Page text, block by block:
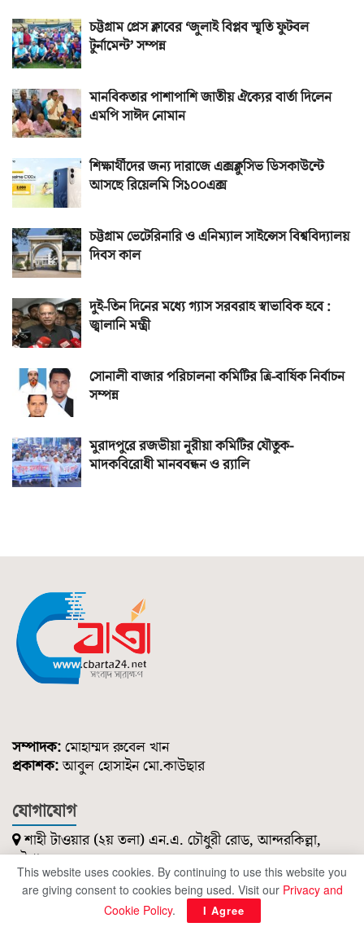
চট্টগ্রাম প্রেস ক্লাবের ‘জুলাই বিপ্লব স্মৃতি ফুটবল
টুর্নামেন্ট’ সম্পন্ন
মানবিকতার পাশাপাশি জাতীয় ঐক্যের বার্তা দিলেন
এমপি সাঈদ নোমান
শিক্ষার্থীদের জন্য দারাজে এক্সক্লুসিভ ডিসকাউন্টে
আসছে রিয়েলমি সি১০০এক্স
চট্টগ্রাম ভেটেরিনারি ও এনিম্যাল সাইন্সেস বিশ্ববিদ্যালয়
দিবস কাল
দুই-তিন দিনের মধ্যে গ্যাস সরবরাহ স্বাভাবিক হবে :
জ্বালানি মন্ত্রী
সোনালী বাজার পরিচালনা কমিটির ত্রি-বার্ষিক নির্বাচন
সম্পন্ন
মুরাদপুরে রজভীয়া নূরীয়া কমিটির যৌতুক-
মাদকবিরোধী মানববন্ধন ও র‌্যালি
সম্পাদক: মোহাম্মদ রুবেল খান
প্রকাশক:আবুল হোসাইন মো.কাউছার
যোগাযোগ
শাহী টাওয়ার (২য় তলা) এন.এ. চৌধুরী রোড, আন্দরকিল্লা,
চট্টগ্রাম।
০১৮৫১ ২১৪ ৭৪৭
cbartanews@gmail.com
This website uses cookies. By continuing to use this website you
are giving consent to cookies being used. Visit our Privacy and
Cookie Policy. I Agree